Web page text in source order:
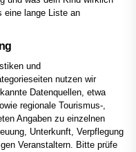
eine lange Liste an
und
nutzen wir
Datenquellen, etwa
regionale Tourismus-,
Angaben zu einzelnen
Unterkunft, Verpflegung
Veranstaltern. Bitte prüfe